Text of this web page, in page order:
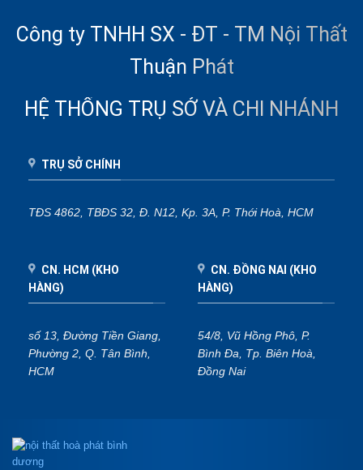
Công ty TNHH SX - ĐT - TM Nội Thất
Thuận Phát
HỆ THỐNG TRỤ SỞ VÀ CHI NHÁNH
TRỤ SỞ CHÍNH
TĐS 4862, TBĐS 32, Đ. N12, Kp. 3A, P. Thới Hoà, HCM
CN. HCM (KHO
HÀNG)
số 13, Đường Tiền Giang,
Phường 2, Q. Tân Bình,
HCM
CN. ĐỒNG NAI (KHO
HÀNG)
54/8, Vũ Hồng Phô, P.
Bình Đa, Tp. Biên Hoà,
Đồng Nai